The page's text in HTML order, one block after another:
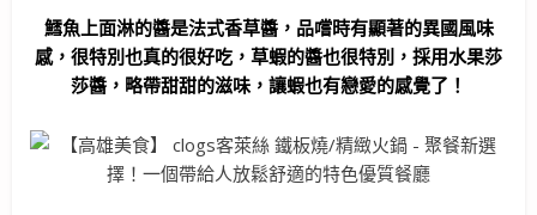
鱈魚上面淋的醬是法式香草醬，品嚐時有顯著的異國風味
感，很特別也真的很好吃，草蝦的醬也很特別，採用水果莎
莎醬，略帶甜甜的滋味，讓蝦也有戀愛的感覺了！